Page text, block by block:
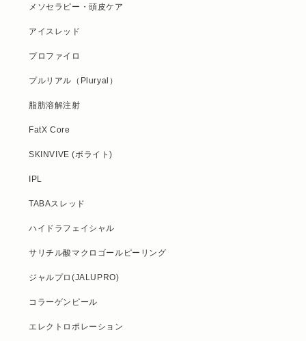
メソセラピー・頭皮ケア
アイスレッド
プロファイロ
プルリアル（Pluryal）
脂肪溶解注射
FatX Core
SKINVIVE (ボライト)
IPL
TABAスレッド
ハイドラフェイシャル
サリチル酸マクロゴールピーリング
ジャルプロ(JALUPRO)
コラーゲンピール
エレクトロポレーション